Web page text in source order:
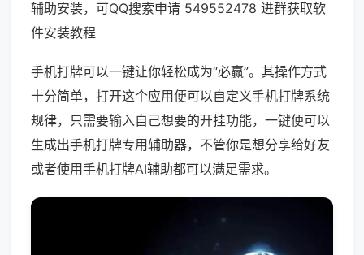
辅助安装，可QQ搜索申请 549552478 进群获取软
件安装教程
手机打牌可以一键让你轻松成为“必赢”。其操作方式
十分简单，打开这个应用便可以自定义手机打牌系统
规律，只需要输入自己想要的开挂功能，一键便可以
生成出手机打牌专用辅助器，不管你是想分享给好友
或者使用手机打牌AI辅助都可以满足需求。